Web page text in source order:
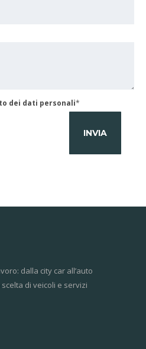
dei dati personali*
dalla city car all’auto
di veicoli e servizi